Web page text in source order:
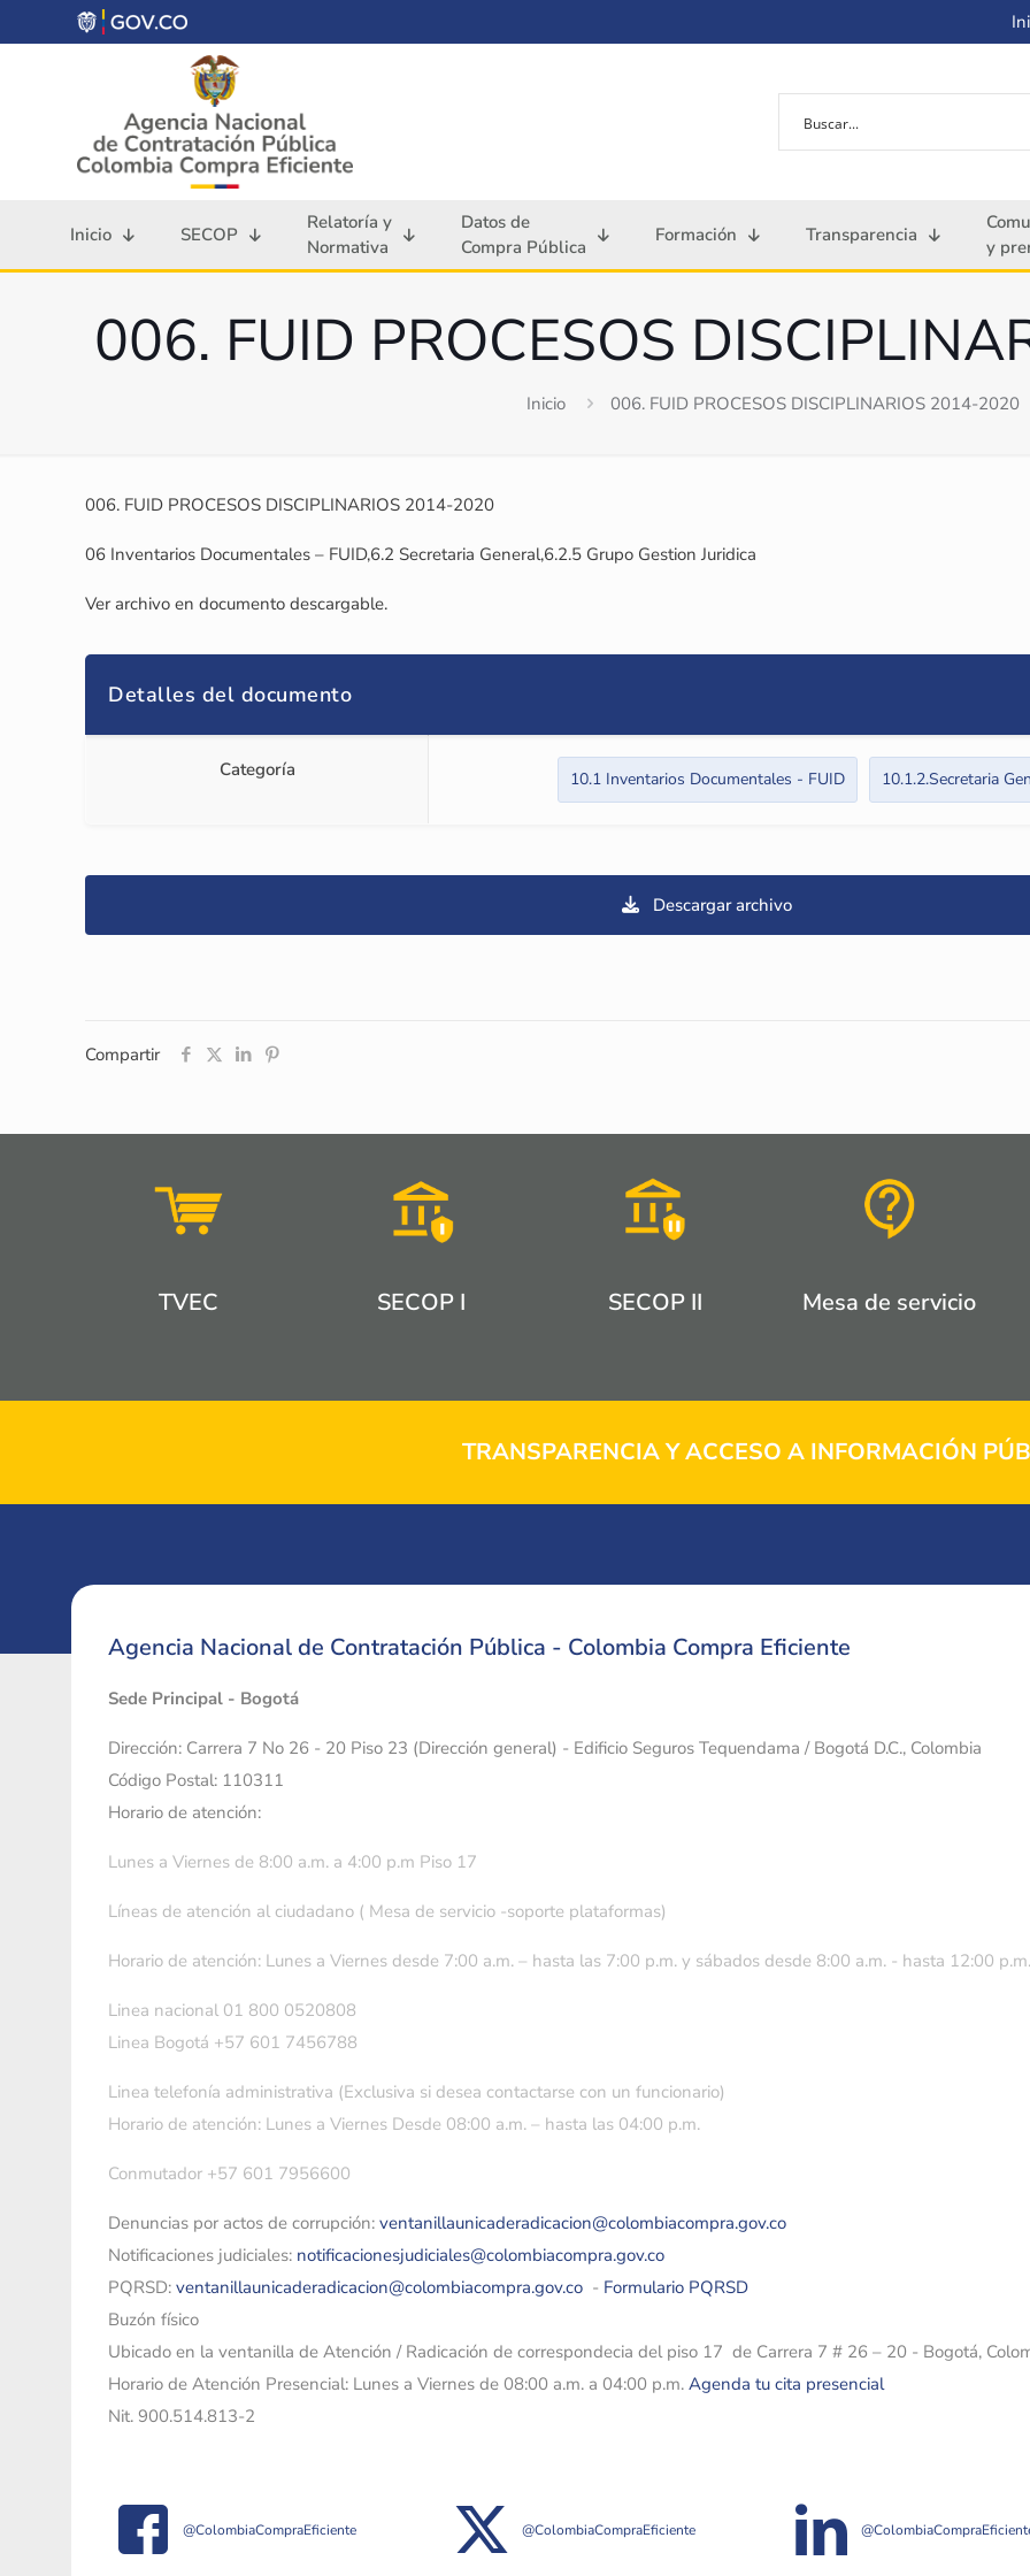
Inicio SECOP
Relatoría y
Normativa
Datos de
Compra Pública
Formación Transparencia
y
006. FUID PROCESOS
Inicio 006. FUID PROCESOS DISCIPLINARIOS 2014-2020
006. FUID PROCESOS DISCIPLINARIOS 2014-2020
06 Inventarios Documentales – FUID,6.2 Secretaria General,6.2.5 Grupo Gestion Juridica
Ver archivo en documento descargable.
Detalles del documento
Categoría 10.1 Inventarios Documentales - FUID 10.1.2.Secretaria
Descargar archivo
Compartir
TVEC SECOP I SECOP II Mesa de servicio
TRANSPARENCIA Y ACCESO A INFORMACIÓN
Agencia Nacional de Contratación Pública - Colombia Compra Eficiente
Sede Principal - Bogotá
Dirección: Carrera 7 No 26 - 20 Piso 23 (Dirección general) - Edificio Seguros Tequendama / Bogotá D.C., Colombia
Código Postal: 110311
Horario de atención:
Lunes a Viernes de 8:00 a.m. a 4:00 p.m Piso 17
Líneas de atención al ciudadano ( Mesa de servicio -soporte plataformas)
Horario de atención: Lunes a Viernes desde 7:00 a.m. – hasta las 7:00 p.m. y sábados desde 8:00 a.m. - hasta 12:00 p.m.
Linea nacional 01 800 0520808
Linea Bogotá +57 601 7456788
Linea telefonía administrativa (Exclusiva si desea contactarse con un funcionario)
Horario de atención: Lunes a Viernes Desde 08:00 a.m. – hasta las 04:00 p.m.
Conmutador +57 601 7956600
Denuncias por actos de corrupción: ventanillaunicaderadicacion@colombiacompra.gov.co
Notificaciones judiciales: notificacionesjudiciales@colombiacompra.gov.co
PQRSD: ventanillaunicaderadicacion@colombiacompra.gov.co - Formulario PQRSD
Buzón físico
Ubicado en la ventanilla de Atención / Radicación de correspondecia del piso 17 de Carrera 7 # 26 – 20 - Bogotá,
Horario de Atención Presencial: Lunes a Viernes de 08:00 a.m. a 04:00 p.m. Agenda tu cita presencial
Nit. 900.514.813-2
@ColombiaCompraEficiente @ColombiaCompraEficiente